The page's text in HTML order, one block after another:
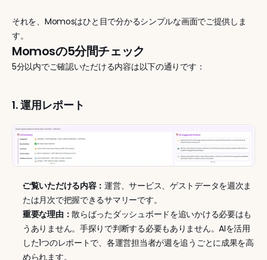
それを、Momosはひと目で分かるシンプルな画面でご提供しま
す。
Momosの5分間チェック
5分以内でご確認いただける内容は以下の通りです：
1. 運用レポート
ご覧いただける内容：運営、サービス、ゲストデータを週次ま
たは月次で把握できるサマリーです。
重要な理由：散らばったダッシュボードを追いかける必要はも
うありません。手探りで判断する必要もありません。AIを活用
した1つのレポートで、各運営担当者が週を追うごとに成果を高
められます。